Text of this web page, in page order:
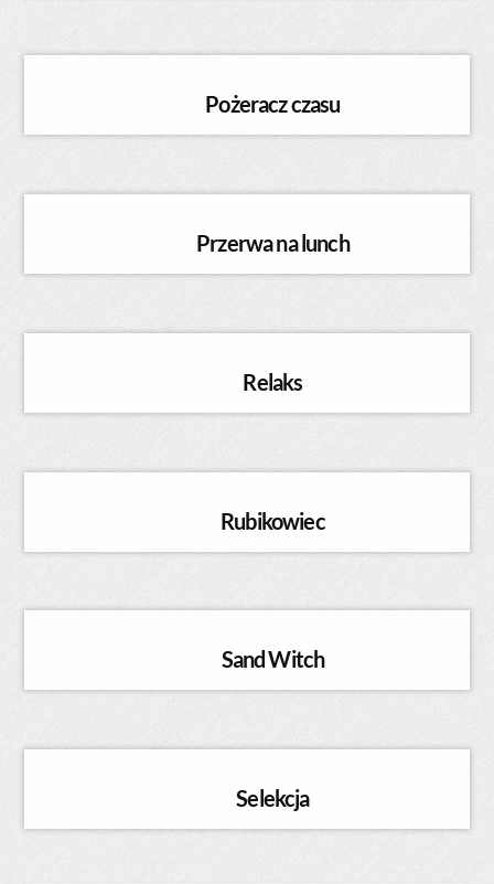
Pożeracz czasu
Przerwa na lunch
Relaks
Rubikowiec
Sand Witch
Selekcja